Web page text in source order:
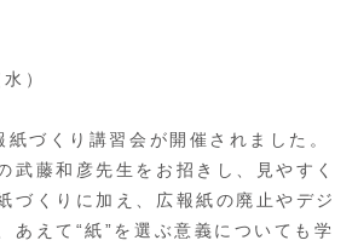
）
づくり講習会が開催されました。
武藤和彦先生をお招きし、見やすく
づくりに加え、広報紙の廃止やデジ
あえて“紙”を選ぶ意義についても学